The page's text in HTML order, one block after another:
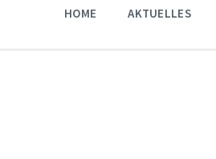
HOME AKTUELLES